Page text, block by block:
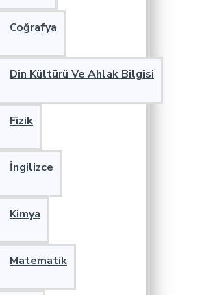
Coğrafya
Din Kültürü Ve Ahlak Bilgisi
Fizik
İngilizce
Kimya
Matematik